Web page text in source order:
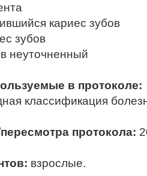
кариес зубов
зубов
неуточненный
в протоколе:
классификация
протокола:
взрослые.